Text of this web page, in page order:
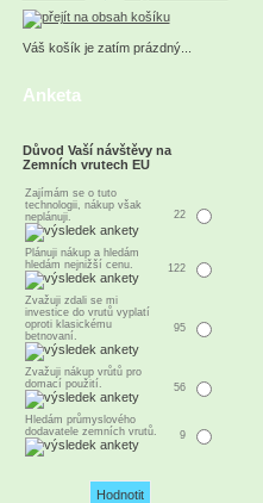
Váš košík je zatím prázdný...
Anketa
Důvod Vaší návštěvy na
Zemních vrutech EU
Zajímám se o tuto
technologii, nákup však
neplánuji.
22
Plánuji nákup a hledám
hledám nejnižší cenu.
122
Zvažuji zdali se mi
investice do vrutů vyplatí
oproti klasickému
betnovaní.
95
Zvažuji nákup vrůtů pro
domací použití.
56
Hledám průmyslového
dodavatele zemních vrutů.
9